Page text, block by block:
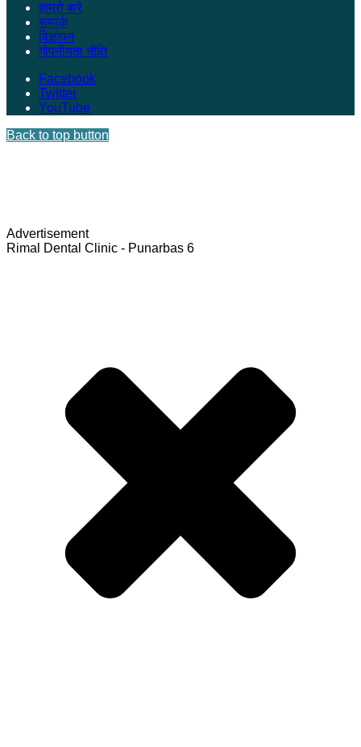
हाम्रो बारे
सम्पर्क
विज्ञापन
गोपनीयता नीति
Facebook
Twitter
YouTube
Back to top button
Advertisement
Rimal Dental Clinic - Punarbas 6